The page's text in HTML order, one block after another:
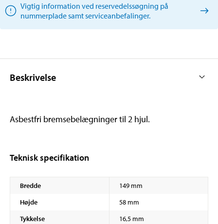
Vigtig information ved reservedelssøgning på
nummerplade samt serviceanbefalinger.
Beskrivelse
Asbestfri bremsebelægninger til 2 hjul.
Teknisk specifikation
Bredde
149 mm
Højde
58 mm
Tykkelse
16,5 mm